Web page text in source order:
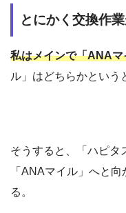
とにかく交換作
私はメインで「ANA
ル」はどちらかという
そうすると、「ハピタ
「ANAマイル」へと
る。